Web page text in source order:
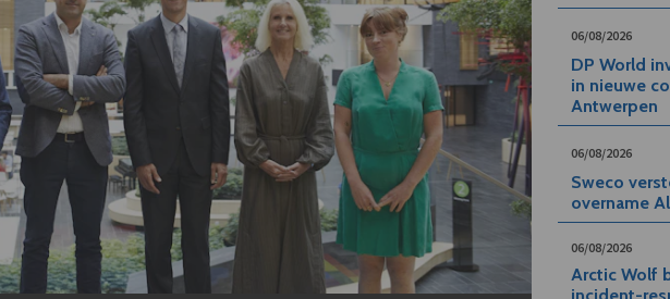
06/08/2026
DP World
in nieuwe
Antwerpen
06/08/2026
Sweco
overname
06/08/2026
Arctic Wolf